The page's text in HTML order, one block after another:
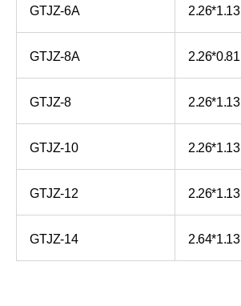
GTJZ-6A 2.26*1.13
GTJZ-8A 2.26*0.81
GTJZ-8 2.26*1.13
GTJZ-10 2.26*1.13
GTJZ-12 2.26*1.13
GTJZ-14 2.64*1.13